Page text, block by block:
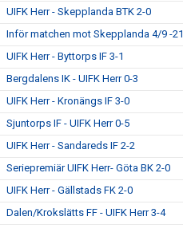
UIFK Herr - Skepplanda BTK 2-0
Inför matchen mot Skepplanda 4/9 -21
UIFK Herr - Byttorps IF 3-1
Bergdalens IK - UIFK Herr 0-3
UIFK Herr - Kronängs IF 3-0
Sjuntorps IF - UIFK Herr 0-5
UIFK Herr - Sandareds IF 2-2
Seriepremiär UIFK Herr- Göta BK 2-0
UIFK Herr - Gällstads FK 2-0
Dalen/Krokslätts FF - UIFK Herr 3-4